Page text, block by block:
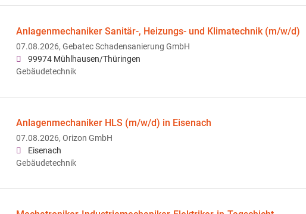
Anlagenmechaniker Sanitär-, Heizungs- und Klimatechnik (m/w/d)
07.08.2026, Gebatec Schadensanierung GmbH
99974 Mühlhausen/Thüringen
Gebäudetechnik
Anlagenmechaniker HLS (m/w/d) in Eisenach
07.08.2026, Orizon GmbH
Eisenach
Gebäudetechnik